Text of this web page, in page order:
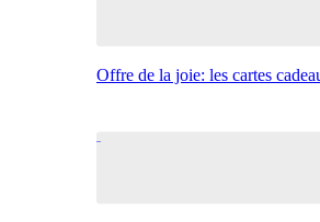
Offre de la joie: les cartes